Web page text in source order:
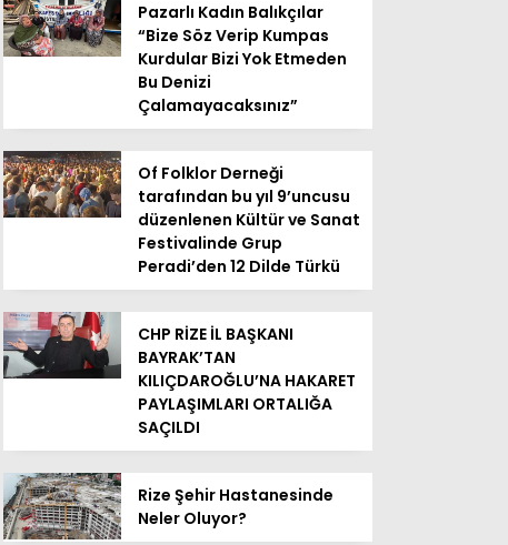
Pazarlı Kadın Balıkçılar
“Bize Söz Verip Kumpas
Kurdular Bizi Yok Etmeden
Bu Denizi
Çalamayacaksınız”
Of Folklor Derneği
tarafından bu yıl 9’uncusu
düzenlenen Kültür ve Sanat
Festivalinde Grup
Peradi’den 12 Dilde Türkü
CHP RİZE İL BAŞKANI
BAYRAK’TAN
KILIÇDAROĞLU’NA HAKARET
PAYLAŞIMLARI ORTALIĞA
SAÇILDI
Rize Şehir Hastanesinde
Neler Oluyor?